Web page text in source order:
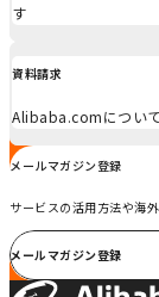
す
資料請求
Alibaba.comについ
メールマガジン登録
サービスの活用方法や海
メールマガジン登録